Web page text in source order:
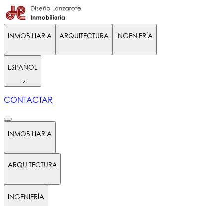
INMOBILIARIA ARQUITECTURA INGENIERÍA
ESPAÑOL
CONTACTAR
INMOBILIARIA
ARQUITECTURA
INGENIERÍA